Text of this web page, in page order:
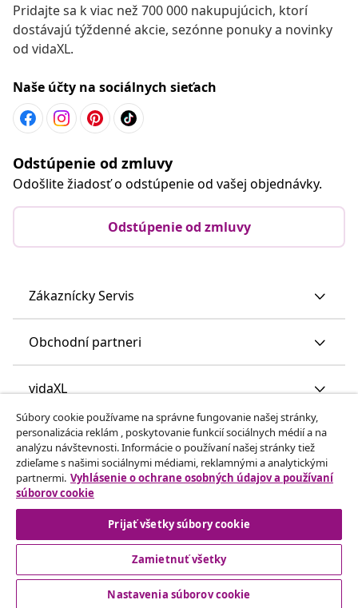
Pridajte sa k viac než 700 000 nakupujúcich, ktorí
dostávajú týždenné akcie, sezónne ponuky a novinky
od vidaXL.
Naše účty na sociálnych sieťach
Odstúpenie od zmluvy
Odošlite žiadosť o odstúpenie od vašej objednávky.
Odstúpenie od zmluvy
Zákaznícky Servis
Obchodní partneri
vidaXL
Nájdite viac
© 2008-2026 vidaXL www.vidaxl.sk je webová stránka vidaXL
Marketplace Europe B.V.
Súbory cookie používame na správne fungovanie našej stránky,
personalizácia reklám , poskytovanie funkcií sociálnych médií a na
analýzu návštevnosti. Informácie o používaní našej stránky tiež
zdieľame s našimi sociálnymi médiami, reklamnými a analytickými
partnermi. Vyhlásenie o ochrane osobných údajov a používaní
súborov cookie
Prijať všetky súbory cookie
Zamietnuť všetky
Nastavenia súborov cookie